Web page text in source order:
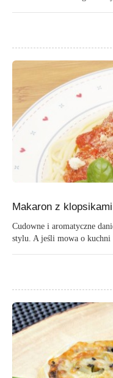
Makaron z
Cudowne i aromatyczne
stylu. A jeśli mowa o kuchni